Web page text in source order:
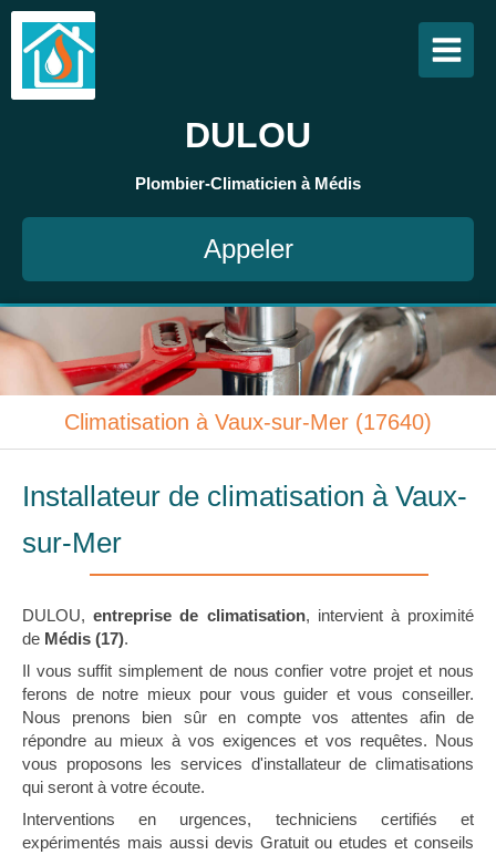
DULOU
Plombier-Climaticien à Médis
Appeler
Climatisation à Vaux-sur-Mer (17640)
Installateur de climatisation à Vaux-
sur-Mer
DULOU,entreprise de climatisation, intervient à proximité
de Médis (17).
Il vous suffit simplement de nous confier votre projet et nous
ferons de notre mieux pour vous guider et vous conseiller.
Nous prenons bien sûr en compte vos attentes afin de
répondre au mieux à vos exigences et vos requêtes. Nous
vous proposons les services d'installateur de climatisations
qui seront à votre écoute.
Interventions en urgences, techniciens certifiés et
expérimentés mais aussi devis Gratuit ou etudes et conseils